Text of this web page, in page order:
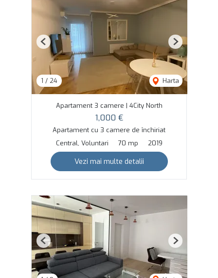
1 / 24 Harta
Previous Next
Apartament 3 camere | 4City North
1,000 €
Apartament cu 3 camere de închiriat
Central, Voluntari
70 mp 2019
Vezi mai multe detalii
Previous Next